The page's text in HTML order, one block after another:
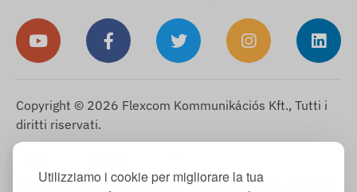
Utilizziamo i cookie per migliorare la tua
Copyright © 2026 Flexcom Kommunikációs Kft., Tutti i
diritti riservati.
Informativa sui cookie-Politica di reso-Impressum